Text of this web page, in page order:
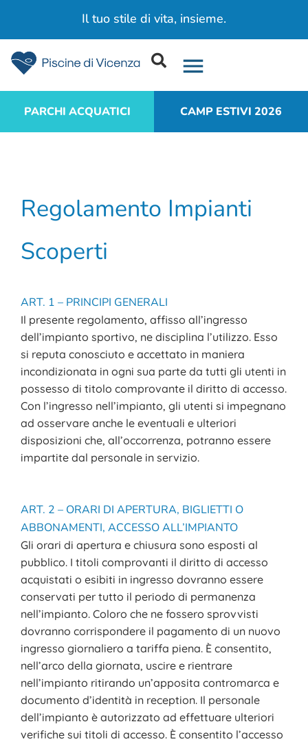
Il tuo stile di vita, insieme.​
PARCHI ACQUATICI CAMP ESTIVI 2026
Regolamento Impianti
Scoperti
ART. 1 – PRINCIPI GENERALI
Il presente regolamento, affisso all’ingresso
dell’impianto sportivo, ne disciplina l’utilizzo. Esso
si reputa conosciuto e accettato in maniera
incondizionata in ogni sua parte da tutti gli utenti in
possesso di titolo comprovante il diritto di accesso.
Con l’ingresso nell’impianto, gli utenti si impegnano
ad osservare anche le eventuali e ulteriori
disposizioni che, all’occorrenza, potranno essere
impartite dal personale in servizio.
ART. 2 – ORARI DI APERTURA, BIGLIETTI O
ABBONAMENTI, ACCESSO ALL’IMPIANTO
Gli orari di apertura e chiusura sono esposti al
pubblico. I titoli comprovanti il diritto di accesso
acquistati o esibiti in ingresso dovranno essere
conservati per tutto il periodo di permanenza
nell’impianto. Coloro che ne fossero sprovvisti
dovranno corrispondere il pagamento di un nuovo
ingresso giornaliero a tariffa piena. È consentito,
nell’arco della giornata, uscire e rientrare
nell’impianto ritirando un’apposita contromarca e
documento d’identità in reception. Il personale
dell’impianto è autorizzato ad effettuare ulteriori
verifiche sui titoli di accesso. È consentito l’accesso